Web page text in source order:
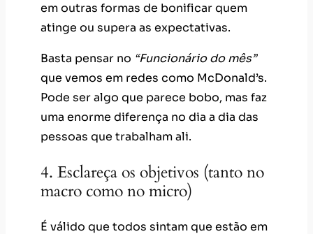
em outras formas de bonificar quem
atinge ou supera as expectativas.
Basta pensar no “Funcionário do mês”
que vemos em redes como McDonald’s.
Pode ser algo que parece bobo, mas faz
uma enorme diferença no dia a dia das
pessoas que trabalham ali.
4. Esclareça os objetivos (tanto no
macro como no micro)
É válido que todos sintam que estão em